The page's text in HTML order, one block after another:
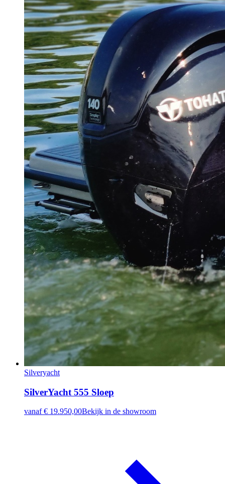
Silveryacht
SilverYacht 555 Sloep
vanaf € 19.950,00Bekijk in de showroom